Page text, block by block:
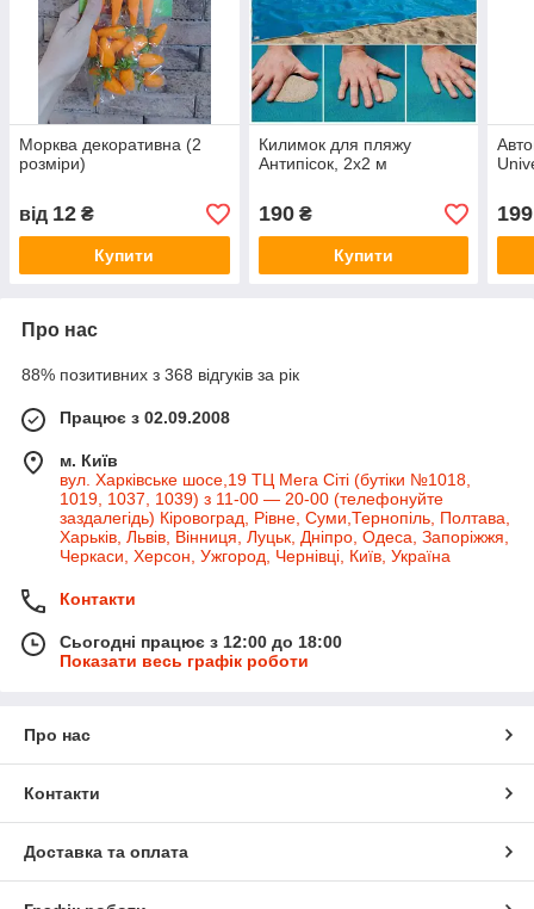
Морква декоративна (2
розміри)
від 12 ₴
Купити
Килимок для пляжу
Антипісок, 2х2 м
190₴
Купити
199
Про нас
88% позитивних з 368 відгуків за рік
Працює з 02.09.2008
м. Київ
вул. Харківське шосе,19 ТЦ Мега Сіті (бутіки №1018,
1019, 1037, 1039) з 11-00 — 20-00 (телефонуйте
заздалегідь) Кіровоград, Рівне, Суми,Тернопіль, Полтава,
Харьків, Львів, Вінниця, Луцьк, Дніпро, Одеса, Запоріжжя,
Черкаси, Херсон, Ужгород, Чернівці, Київ, Україна
Контакти
Сьогодні працює з 12:00 до 18:00
Показати весь графік роботи
Про нас
Контакти
Доставка та оплата